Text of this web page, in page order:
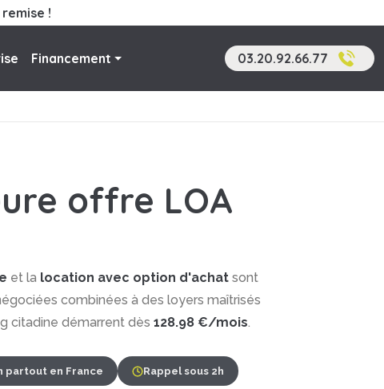
!
Financement 03.20.92.66.77
offre LOA
et la location avec option d'achat sont
combinées à des loyers maîtrisés
citadine démarrent dès 128.98 €/mois.
partout en France Rappel sous 2h